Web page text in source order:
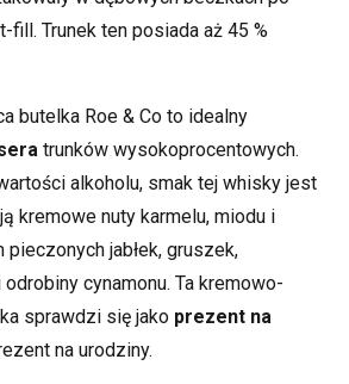
fill. Trunek ten posiada aż 45 %
butelka Roe & Co to idealny
trunków wysokoprocentowych.
alkoholu, smak tej whisky jest
kremowe nuty karmelu, miodu i
jabłek, gruszek,
cynamonu. Ta kremowo-
sprawdzi się jako prezent na
na urodziny.